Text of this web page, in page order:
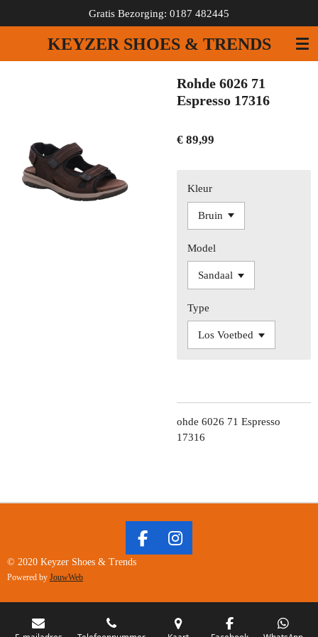
direct
de
KEYZER SHOES & TRENDS
Gratis Bezorging: 0187 482445
Rohde 6026 71
Espresso 17316
€ 89,99
Kleur
Model
Type
ohde 6026 71 Espresso
17316
F
B
I
A
G
© 2020 Keyzer Shoes & Trends
Powered by JouwWeb